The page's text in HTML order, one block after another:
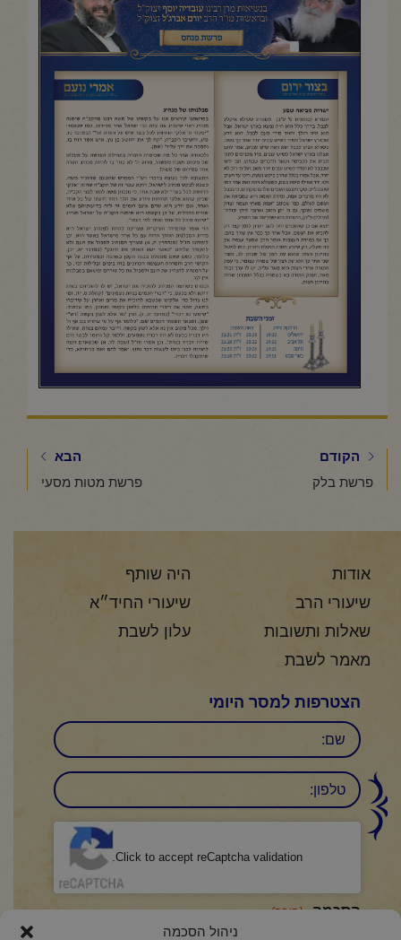
ניהול הסכמה
הקודם
פרשת בלק
הבא
פרשת מטות מסעי
אודות
היה שותף
שיעורי הרב
שיעורי החיד״א
שאלות ותשובות
עלון לשבת
מאמר לשבת
הצטרפות למסר היומי
שם
טלפון:
Click to accept reCaptcha validation.
הסכמה (חובה)